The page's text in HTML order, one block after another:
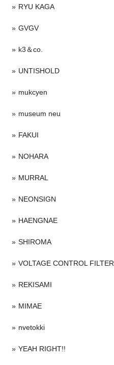
RYU KAGA
GVGV
k3＆co.
UNTISHOLD
mukcyen
museum neu
FAKUI
NOHARA
MURRAL
NEONSIGN
HAENGNAE
SHIROMA
VOLTAGE CONTROL FILTER
REKISAMI
MIMAE
nvetokki
YEAH RIGHT!!